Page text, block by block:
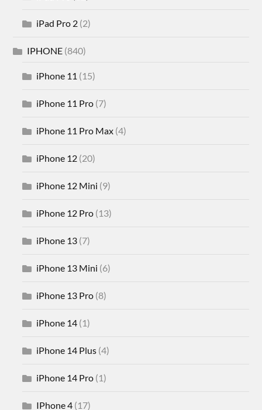
iPad Pro 2 (2)
IPHONE (840)
iPhone 11 (15)
iPhone 11 Pro (7)
iPhone 11 Pro Max (4)
iPhone 12 (20)
iPhone 12 Mini (9)
iPhone 12 Pro (13)
iPhone 13 (7)
iPhone 13 Mini (6)
iPhone 13 Pro (8)
iPhone 14 (1)
iPhone 14 Plus (4)
iPhone 14 Pro (1)
IPhone 4 (17)